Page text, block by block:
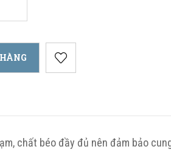
chất béo đầy đủ nên đảm bảo